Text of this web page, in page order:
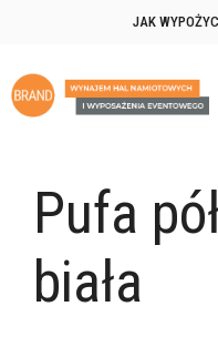
JAK
Pufa
biała